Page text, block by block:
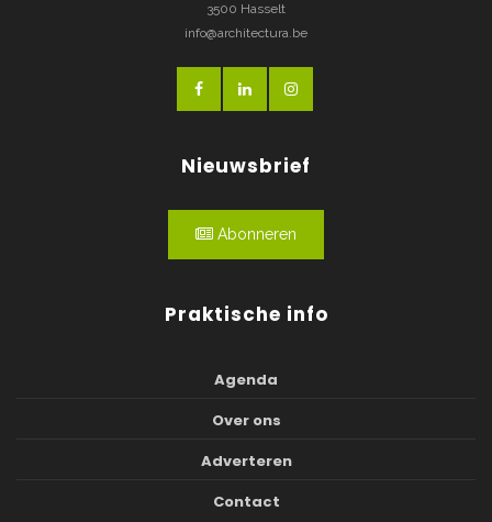
3500 Hasselt
info@architectura.be
Nieuwsbrief
Abonneren
Praktische info
Agenda
Over ons
Adverteren
Contact